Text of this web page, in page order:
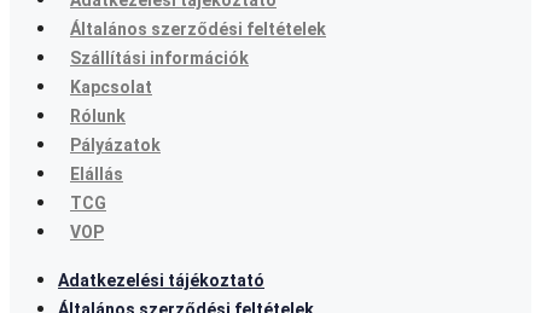
Általános szerződési feltételek
Szállítási információk
Kapcsolat
Rólunk
Pályázatok
Elállás
TCG
VOP
Adatkezelési tájékoztató
Általános szerződési feltételek